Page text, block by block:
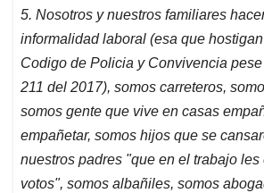
5. Nosotros y nuestros familiares
informalidad laboral (esa que
Codigo de Policia y Convivencia
211 del 2017), somos carreteros,
somos gente que vive en casas
empañetar, somos hijos que se
nuestros padres "que en el trabajo
votos", somos albañiles, somos